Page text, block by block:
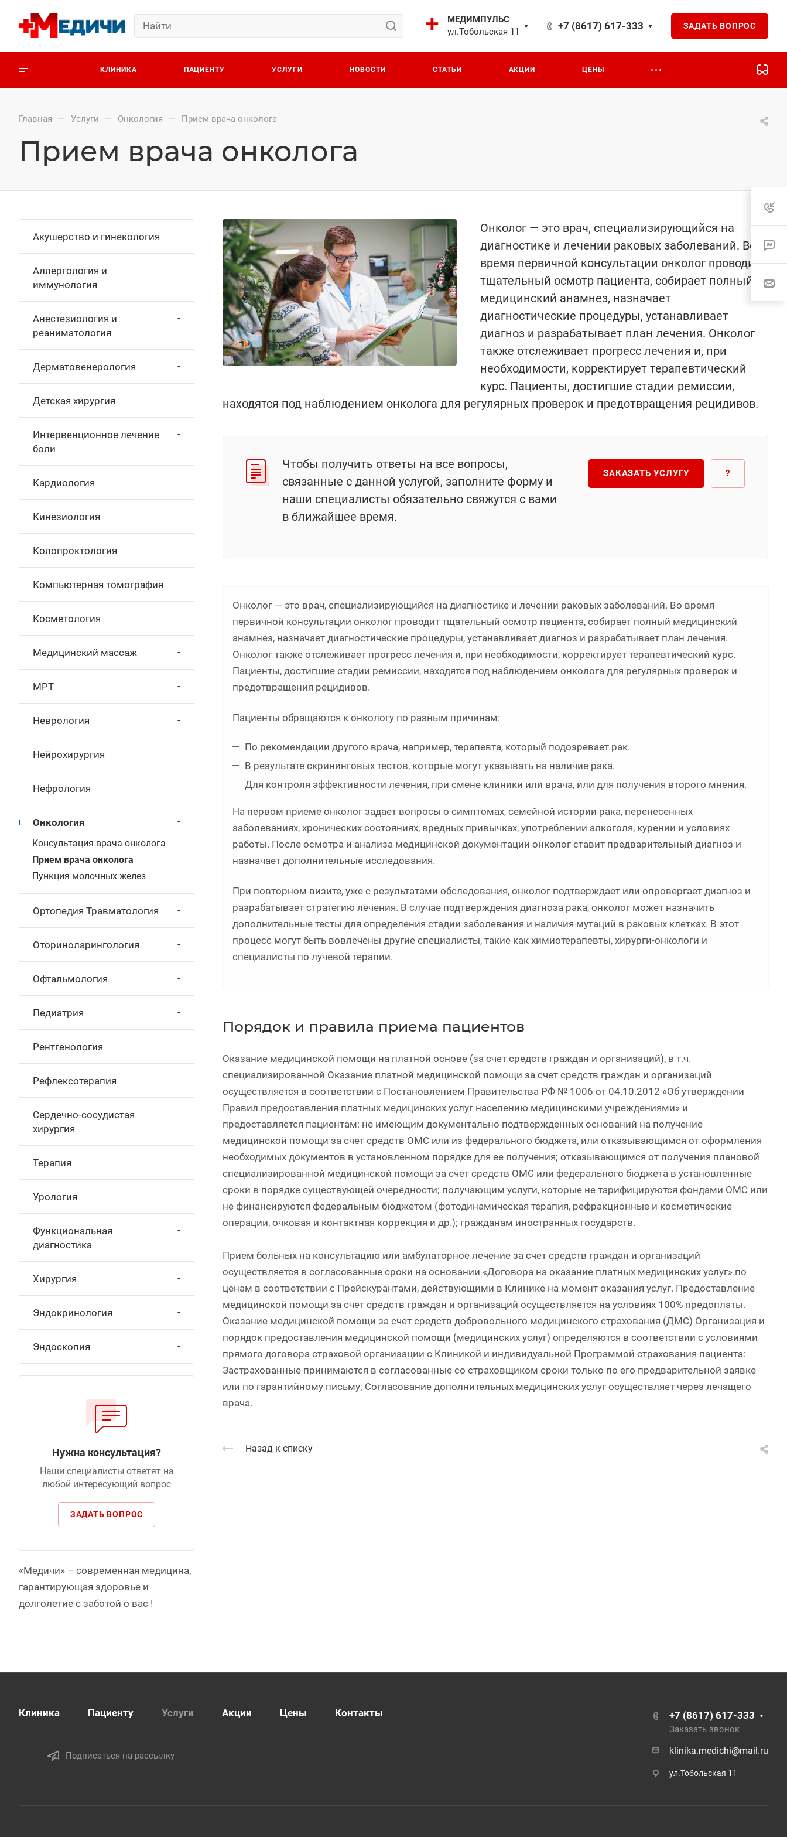
МЕДИМПУЛЬС
ул.Тобольская 11
+7 (8617) 617-333 ЗАДАТЬ ВОПРОС
КЛИНИКА ПАЦИЕНТУ УСЛУГИ НОВОСТИ СТАТЬИ АКЦИИ ЦЕНЫ
Главная — Услуги — Онкология — Прием врача онколога
Прием врача онколога
Онколог — это врач, специализирующийся на
диагностике и лечении раковых заболеваний. Во
время первичной консультации онколог проводит
тщательный осмотр пациента, собирает полный
медицинский анамнез, назначает
диагностические процедуры, устанавливает
диагноз и разрабатывает план лечения. Онколог
также отслеживает прогресс лечения и, при
необходимости, корректирует терапевтический
курс. Пациенты, достигшие стадии ремиссии,
находятся под наблюдением онколога для регулярных проверок и предотвращения рецидивов.
Чтобы получить ответы на все вопросы,
связанные с данной услугой, заполните форму и
наши специалисты обязательно свяжутся с вами
в ближайшее время.
ЗАКАЗАТЬ УСЛУГУ ?
Онколог — это врач, специализирующийся на диагностике и лечении раковых заболеваний. Во время
первичной консультации онколог проводит тщательный осмотр пациента, собирает полный медицинский
анамнез, назначает диагностические процедуры, устанавливает диагноз и разрабатывает план лечения.
Онколог также отслеживает прогресс лечения и, при необходимости, корректирует терапевтический курс.
Пациенты, достигшие стадии ремиссии, находятся под наблюдением онколога для регулярных проверок и
предотвращения рецидивов.
Пациенты обращаются к онкологу по разным причинам:
По рекомендации другого врача, например, терапевта, который подозревает рак.
В результате скрининговых тестов, которые могут указывать на наличие рака.
Для контроля эффективности лечения, при смене клиники или врача, или для получения второго мнения.
На первом приеме онколог задает вопросы о симптомах, семейной истории рака, перенесенных
заболеваниях, хронических состояниях, вредных привычках, употреблении алкоголя, курении и условиях
работы. После осмотра и анализа медицинской документации онколог ставит предварительный диагноз и
назначает дополнительные исследования.
При повторном визите, уже с результатами обследования, онколог подтверждает или опровергает диагноз и
разрабатывает стратегию лечения. В случае подтверждения диагноза рака, онколог может назначить
дополнительные тесты для определения стадии заболевания и наличия мутаций в раковых клетках. В этот
процесс могут быть вовлечены другие специалисты, такие как химиотерапевты, хирурги-онкологи и
специалисты по лучевой терапии.
Порядок и правила приема пациентов
Оказание медицинской помощи на платной основе (за счет средств граждан и организаций), в т.ч.
специализированной Оказание платной медицинской помощи за счет средств граждан и организаций
осуществляется в соответствии с Постановлением Правительства РФ № 1006 от 04.10.2012 «Об утверждении
Правил предоставления платных медицинских услуг населению медицинскими учреждениями» и
предоставляется пациентам: не имеющим документально подтвержденных оснований на получение
медицинской помощи за счет средств ОМС или из федерального бюджета, или отказывающимся от оформления
необходимых документов в установленном порядке для ее получения; отказывающимся от получения плановой
специализированной медицинской помощи за счет средств ОМС или федерального бюджета в установленные
сроки в порядке существующей очередности; получающим услуги, которые не тарифицируются фондами ОМС или
не финансируются федеральным бюджетом (фотодинамическая терапия, рефракционные и косметические
операции, очковая и контактная коррекция и др.); гражданам иностранных государств.
Прием больных на консультацию или амбулаторное лечение за счет средств граждан и организаций
осуществляется в согласованные сроки на основании «Договора на оказание платных медицинских услуг» по
ценам в соответствии с Прейскурантами, действующими в Клинике на момент оказания услуг. Предоставление
медицинской помощи за счет средств граждан и организаций осуществляется на условиях 100% предоплаты.
Оказание медицинской помощи за счет средств добровольного медицинского страхования (ДМС) Организация и
порядок предоставления медицинской помощи (медицинских услуг) определяются в соответствии с условиями
прямого договора страховой организации с Клиникой и индивидуальной Программой страхования пациента:
Застрахованные принимаются в согласованные со страховщиком сроки только по его предварительной заявке
или по гарантийному письму; Согласование дополнительных медицинских услуг осуществляет через лечащего
врача.
Назад к списку
Акушерство и гинекология
Аллергология и
иммунология
Анестезиология и
реаниматология
Дерматовенерология
Детская хирургия
Интервенционное лечение
боли
Кардиология
Кинезиология
Колопроктология
Компьютерная томография
Косметология
Медицинский массаж
МРТ
Неврология
Нейрохирургия
Нефрология
Онкология
Консультация врача онколога
Прием врача онколога
Пункция молочных желез
Ортопедия Травматология
Оториноларингология
Офтальмология
Педиатрия
Рентгенология
Рефлексотерапия
Сердечно-сосудистая
хирургия
Терапия
Урология
Функциональная
диагностика
Хирургия
Эндокринология
Эндоскопия
Нужна консультация?
Наши специалисты ответят на
любой интересующий вопрос
ЗАДАТЬ ВОПРОС
«Медичи» – современная медицина,
гарантирующая здоровье и
долголетие c заботой о вас !
Клиника Пациенту Услуги Акции Цены Контакты
Подписаться на рассылку
+7 (8617) 617-333
Заказать звонок
klinika.medichi@mail.ru
ул.Тобольская 11